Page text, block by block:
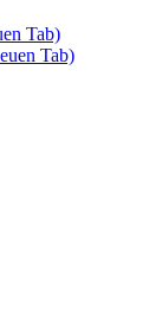
Tab)
Tab)